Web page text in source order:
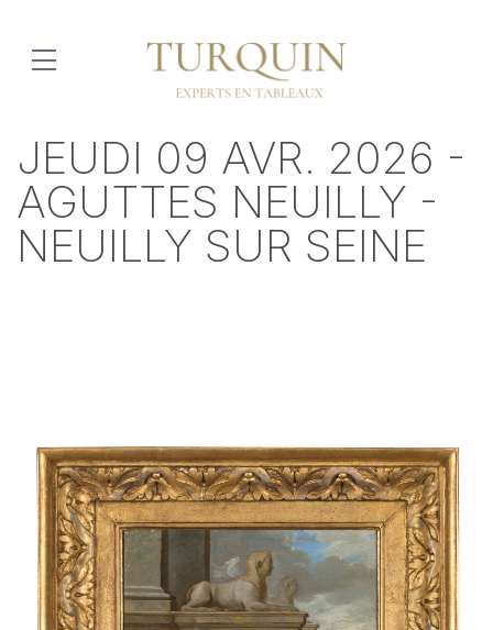
JEUDI 09 AVR. 2026 -
AGUTTES NEUILLY -
NEUILLY SUR SEINE